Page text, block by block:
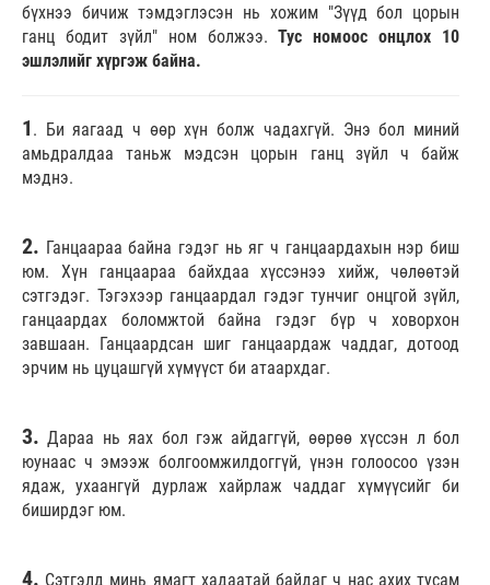
бүхнээ бичиж тэмдэглэсэн нь хожим "Зүүд бол цорын
ганц бодит зүйл" ном болжээ.Тус номоос онцлох 10
эшлэлийг хүргэж байна.
1 . Би яагаад ч өөр хүн болж чадахгүй. Энэ бол миний
амьдралдаа таньж мэдсэн цорын ганц зүйл ч байж
мэднэ.
2. Ганцаараа байна гэдэг нь яг ч ганцаардахын нэр биш
юм. Хүн ганцаараа байхдаа хүссэнээ хийж, чөлөөтэй
сэтгэдэг. Тэгэхээр ганцаардал гэдэг тунчиг онцгой зүйл,
ганцаардах боломжтой байна гэдэг бүр ч ховорхон
завшаан. Ганцаардсан шиг ганцаардаж чаддаг, дотоод
эрчим нь цуцашгүй хүмүүст би атаархдаг.
3. Дараа нь яах бол гэж айдаггүй, өөрөө хүссэн л бол
юунаас ч эмээж болгоомжилдоггүй, үнэн голоосоо үзэн
ядаж, ухаангүй дурлаж хайрлаж чаддаг хүмүүсийг би
биширдэг юм.
4. Сэтгэлд минь ямагт хадаатай байдаг ч нас ахих тусам